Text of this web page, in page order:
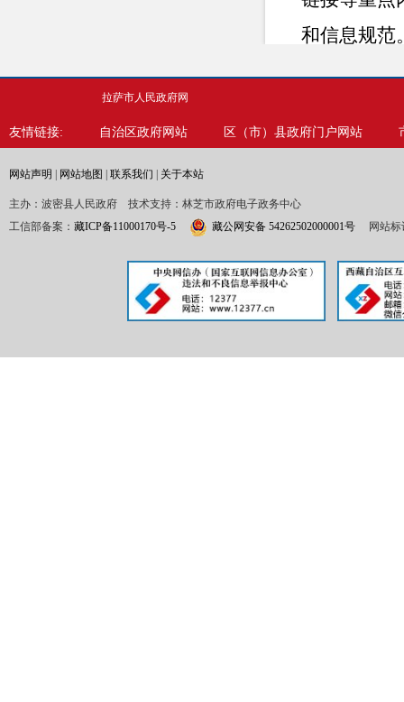
和信息规范
入年度考核
项工作要求
拉萨市人民政府网
友情链接: 自治区政府网站 区（市）县政府门户网站
网站声明 网站地图 联系我们 关于本站
主办：波密县人民政府 技术支持：林芝市政府电子政务中心
工信部备案： 藏ICP备11000170号-5 藏公网安备 54262502000001号 网站标